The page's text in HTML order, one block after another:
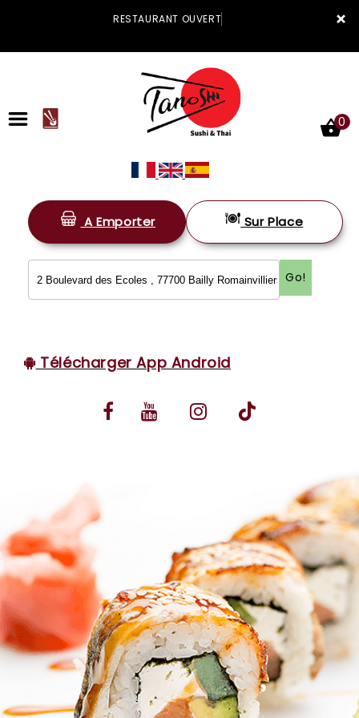
×
RESTAURANT OUVERT
ACCUEIL
LA CARTE
VOS AVIS
MENTIONS LÉGALES
0
A Emporter Sur Place
Go!
Télécharger App Android